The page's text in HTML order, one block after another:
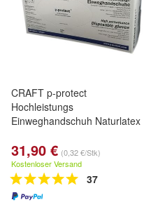
CRAFT p-protect
Hochleistungs
Einweghandschuh Naturlatex
31,90 € (0,32 €/Stk)
Kostenloser Versand
37